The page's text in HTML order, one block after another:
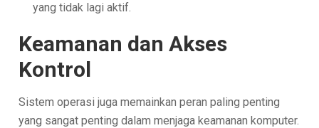
yang tidak lagi aktif.
Keamanan dan Akses
Kontrol
Sistem operasi juga memainkan peran paling penting
yang sangat penting dalam menjaga keamanan komputer.